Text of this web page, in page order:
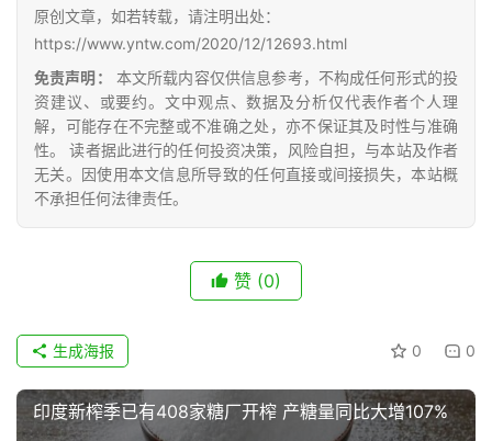
地
区
频
道
销
储
原创文章，如若转载，请注明出处：
https://www.yntw.com/2020/12/12693.html
免责声明：
本文所载内容仅供信息参考，不构成任何形式的投
资建议、或要约。文中观点、数据及分析仅代表作者个人理
解，可能存在不完整或不准确之处，亦不保证其及时性与准确
性。 读者据此进行的任何投资决策，风险自担，与本站及作者
无关。因使用本文信息所导致的任何直接或间接损失，本站概
不承担任何法律责任。
赞 (0)
0 0
生成海报
印度新榨季已有408家糖厂开榨 产糖量同比大增107%